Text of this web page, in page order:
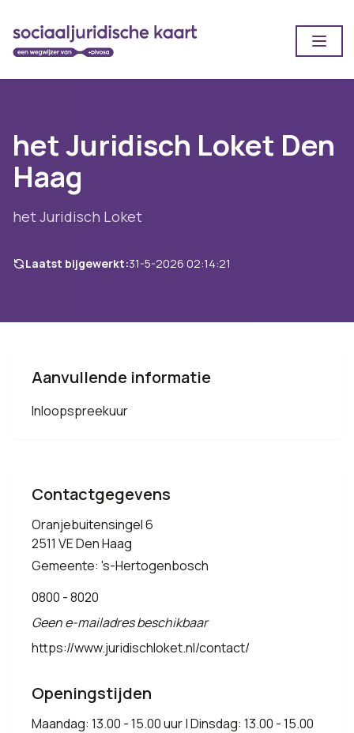
het Juridisch Loket Den
Haag
het Juridisch Loket
Laatst bijgewerkt:31-5-2026 02:14:21
Aanvullende informatie
Inloopspreekuur
Contactgegevens
Oranjebuitensingel 6
2511 VE Den Haag
Gemeente: 's-Hertogenbosch
0800 - 8020
Geen e-mailadres beschikbaar
https://www.juridischloket.nl/contact/
Openingstijden
Maandag: 13.00 - 15.00 uur | Dinsdag: 13.00 - 15.00